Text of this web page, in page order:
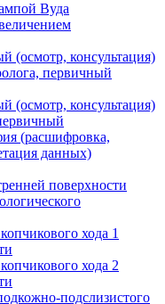
Вуда
(осмотр, консультация)
первичный
(осмотр, консультация)
(расшифровка,
данных)
поверхности
хода 1
хода 2
подслизистого